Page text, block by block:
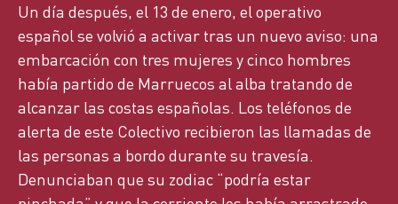
Un día después, el 13 de enero, el operativo
español se volvió a activar tras un nuevo aviso: una
embarcación con tres mujeres y cinco hombres
había partido de Marruecos al alba tratando de
alcanzar las costas españolas. Los teléfonos de
alerta de este Colectivo recibieron las llamadas de
las personas a bordo durante su travesía.
Denunciaban que su zodiac “podría estar